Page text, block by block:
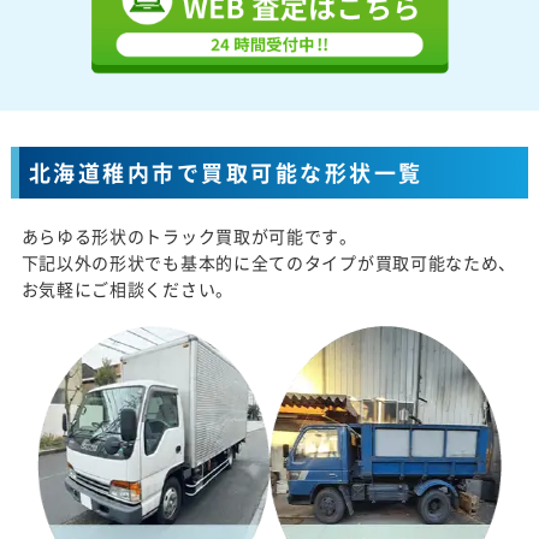
北海道稚内市で買取可能な形状一覧
あらゆる形状のトラック買取が可能です。
下記以外の形状でも基本的に全てのタイプが買取可能なため、
お気軽にご相談ください。